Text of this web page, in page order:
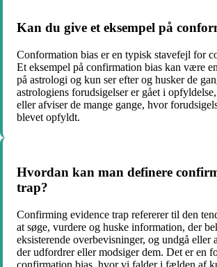
Kan du give et eksempel på
Conformation bias er en typisk stavefejl for
Et eksempel på confirmation bias kan være
på astrologi og kun ser efter og husker de
astrologiens forudsigelser er gået i
eller afviser de mange gange, hvor
blevet opfyldt.
Hvordan kan man definere
trap?
Confirming evidence trap refererer til den
at søge, vurdere og huske information, der
eksisterende overbevisninger, og undgå eller
der udfordrer eller modsiger dem. Det er en
confirmation bias, hvor vi falder i fælden af